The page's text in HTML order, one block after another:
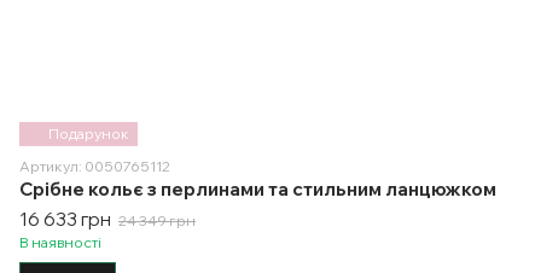
Подарунок
Артикул: 0050765112
Срібне кольє з перлинами та стильним ланцюжком
16 633 грн 24 349 грн
В наявності